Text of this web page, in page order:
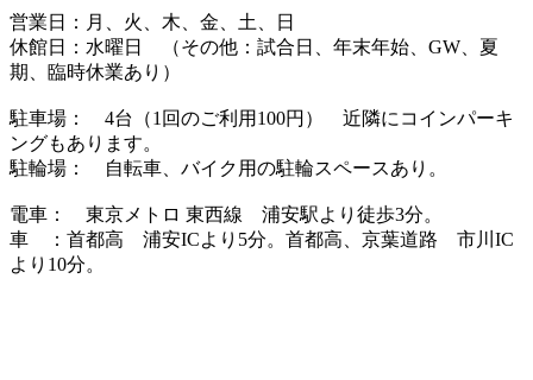
営業日：月、火、木、金、土、日
休館日：水曜日 （その他：試合日、年末年始、GW、夏
期、臨時休業あり）
駐車場： 4台（1回のご利用100円） 近隣にコインパーキ
ングもあります。
駐輪場： 自転車、バイク用の駐輪スペースあり。
電車： 東京メトロ 東西線 浦安駅より徒歩3分。
車 ：首都高 浦安ICより5分。首都高、京葉道路 市川IC
より10分。